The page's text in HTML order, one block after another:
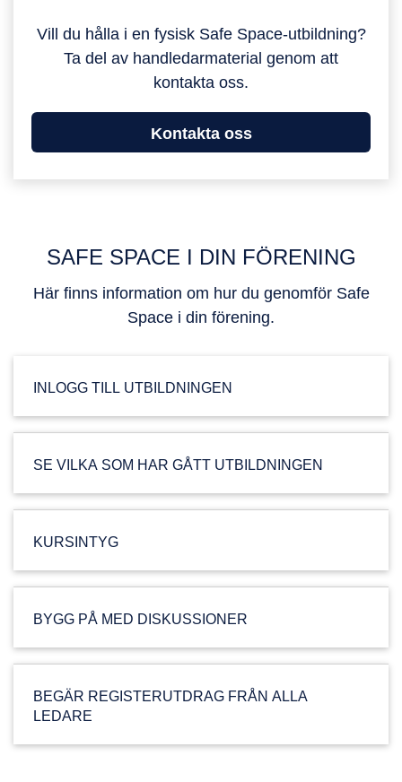
Vill du hålla i en fysisk Safe Space-utbildning?
Ta del av handledarmaterial genom att
kontakta oss.
Kontakta oss
SAFE SPACE I DIN FÖRENING
Här finns information om hur du genomför Safe
Space i din förening.
INLOGG TILL UTBILDNINGEN
SE VILKA SOM HAR GÅTT UTBILDNINGEN
KURSINTYG
BYGG PÅ MED DISKUSSIONER
BEGÄR REGISTERUTDRAG FRÅN ALLA
LEDARE